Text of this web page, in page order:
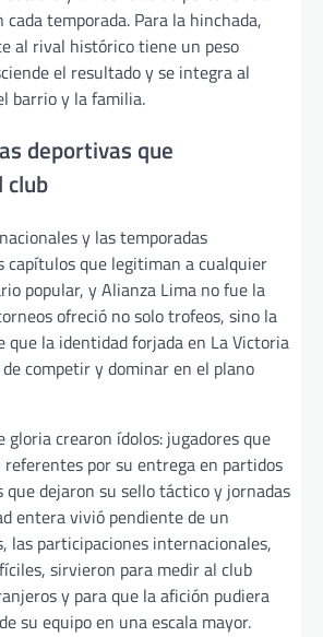
temporada. Para la hinchada,
al rival histórico tiene un peso
el resultado y se integra al
barrio y la familia.
deportivas que
club
y las temporadas
capítulos que legitiman a cualquier
popular, y Alianza Lima no fue la
ofreció no solo trofeos, sino la
que la identidad forjada en La Victoria
competir y dominar en el plano
gloria crearon ídolos: jugadores que
por su entrega en partidos
que dejaron su sello táctico y jornadas
entera vivió pendiente de un
las participaciones internacionales,
sirvieron para medir al club
y para que la afición pudiera
su equipo en una escala mayor.